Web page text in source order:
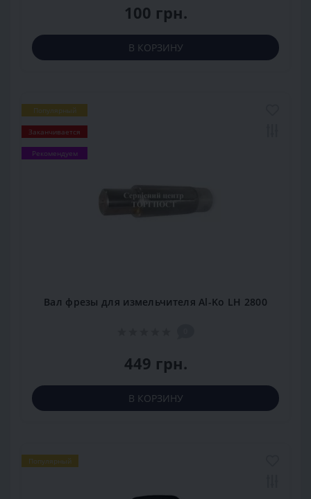
100 грн.
В КОРЗИНУ
Популярный
Заканчивается
Рекомендуем
Вал фрезы для измельчителя Al-Ko LH 2800
449 грн.
В КОРЗИНУ
Популярный